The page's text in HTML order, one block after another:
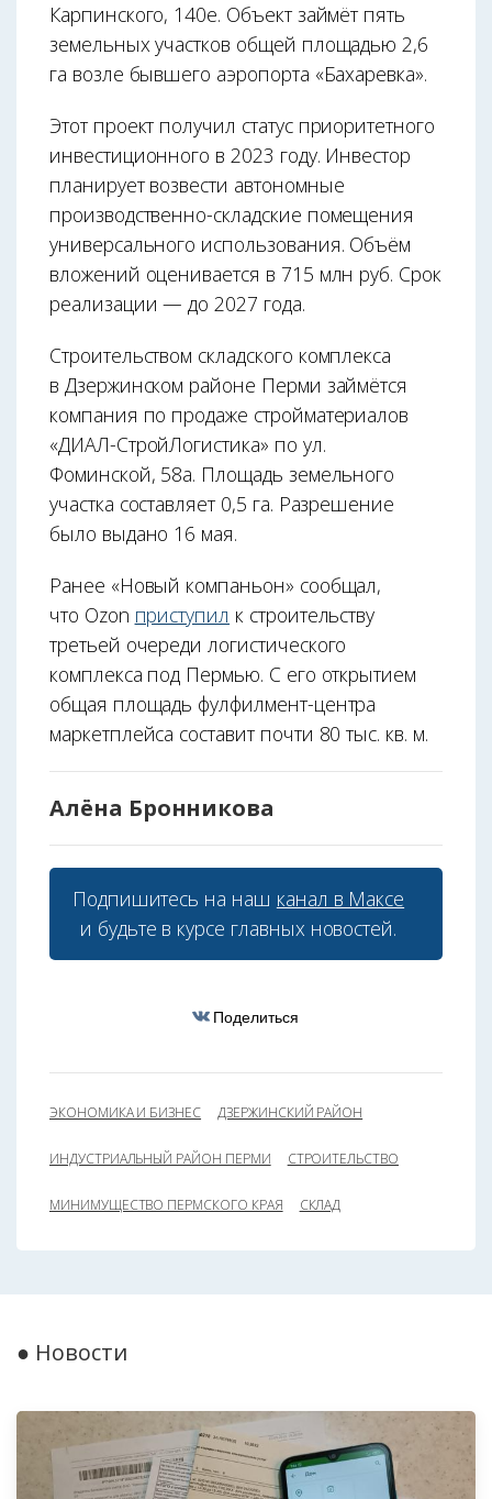
Карпинского, 140е. Объект займёт пять
земельных участков общей площадью 2,6
га возле бывшего аэропорта «Бахаревка».
Этот проект получил статус приоритетного
инвестиционного в 2023 году. Инвестор
планирует возвести автономные
производственно-складские помещения
универсального использования. Объём
вложений оценивается в 715 млн руб. Срок
реализации — до 2027 года.
Строительством складского комплекса
в Дзержинском районе Перми займётся
компания по продаже стройматериалов
«ДИАЛ-СтройЛогистика» по ул.
Фоминской, 58а. Площадь земельного
участка составляет 0,5 га. Разрешение
было выдано 16 мая.
Ранее «Новый компаньон» сообщал,
что Ozon приступил к строительству
третьей очереди логистического
комплекса под Пермью. С его открытием
общая площадь фулфилмент-центра
маркетплейса составит почти 80 тыс. кв. м.
Алёна Бронникова
Подпишитесь на наш канал в Максе
и будьте в курсе главных новостей.
Поделиться
ЭКОНОМИКА И БИЗНЕС ДЗЕРЖИНСКИЙ РАЙОН
ИНДУСТРИАЛЬНЫЙ РАЙОН ПЕРМИ СТРОИТЕЛЬСТВО
МИНИМУЩЕСТВО ПЕРМСКОГО КРАЯ СКЛАД
● Новости